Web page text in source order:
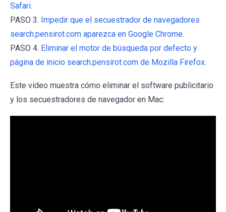
Safari.
PASO 3. Impedir que el secuestrador de navegadores
search.pensirot.com aparezca en Google Chrome.
PASO 4. Eliminar el motor de búsqueda por defecto y
página de inicio search.pensirot.com de Mozilla Firefox.
Este vídeo muestra cómo eliminar el software publicitario
y los secuestradores de navegador en Mac: